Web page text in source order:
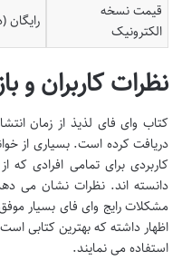
قیمت نسخه
الکترونیک
رایگان
نظرات کاربران و
کتاب وای فای لذیذ از زمان
دریافت کرده است. بسیاری از
کاربردی برای تمامی افرادی
دانسته اند. نظرات نشان می
مشکلات رایج وای فای بسیار
اظهار داشته که بهترین کتابی
استفاده می نمایند.